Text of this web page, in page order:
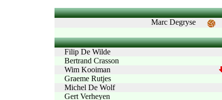
Marc Degryse
Filip De Wilde
Bertrand Crasson
Wim Kooiman
Graeme Rutjes
Michel De Wolf
Gert Verheyen